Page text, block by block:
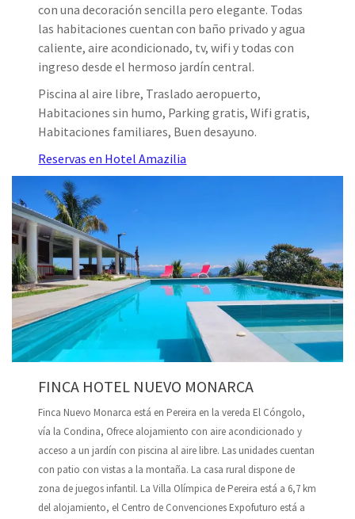
con una decoración sencilla pero elegante. Todas
las habitaciones cuentan con baño privado y agua
caliente, aire acondicionado, tv, wifi y todas con
ingreso desde el hermoso jardín central.
Piscina al aire libre, Traslado aeropuerto,
Habitaciones sin humo, Parking gratis, Wifi gratis,
Habitaciones familiares, Buen desayuno.
Reservas en Hotel Amazilia
FINCA HOTEL NUEVO MONARCA
Finca Nuevo Monarca está en Pereira en la vereda El Cóngolo,
vía la Condina, Ofrece alojamiento con aire acondicionado y
acceso a un jardín con piscina al aire libre. Las unidades cuentan
con patio con vistas a la montaña. La casa rural dispone de
zona de juegos infantil. La Villa Olímpica de Pereira está a 6,7 km
del alojamiento, el Centro de Convenciones Expofuturo está a